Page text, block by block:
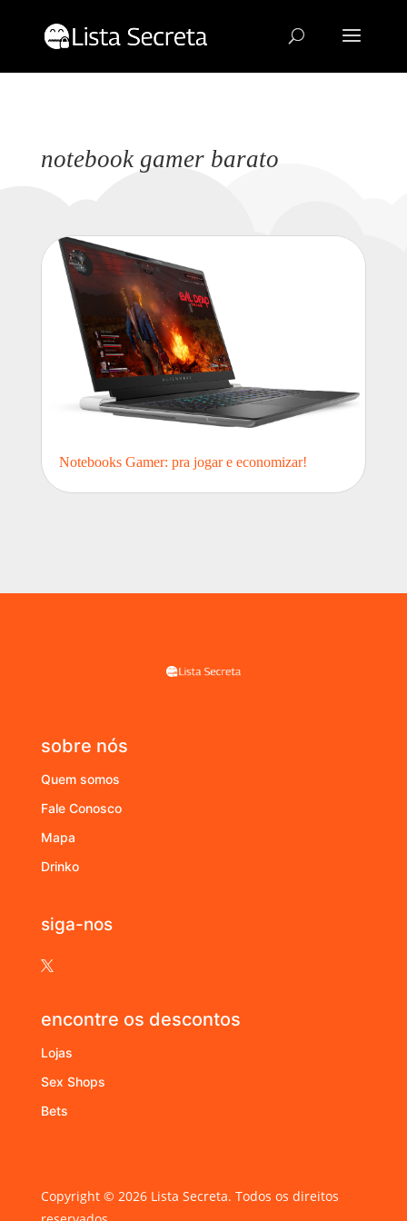
notebook gamer barato
Notebooks Gamer: pra jogar e economizar!
sobre nós
Quem somos
Fale Conosco
Mapa
Drinko
siga-nos

encontre os descontos
Lojas
Sex Shops
Bets
Copyright © 2026 Lista Secreta. Todos os direitos